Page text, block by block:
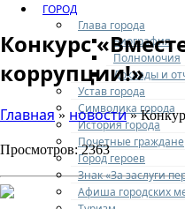
ГОРОД
Глава города
Биография
Полномочия
Доклады и
Устав города
Символика города
История города
Почетные граждане
Город героев
Знак «За заслуги
Афиша городских
Конкурс
коррупции!»
Главная» новости»
Просмотров: 2363